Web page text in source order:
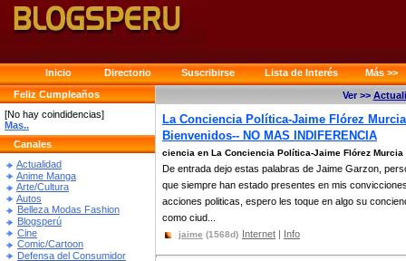
Inicio Directorio Suscribirse Lista de Interés
Más >>
Feliz Cumpleaños
[No hay coindidencias]
Mas..
Canales
Actualidad
Anime Manga
Arte/Cultura
Autos
Belleza Modas Fashion
Blogsperú
Cine
Comic/Cartoon
Defensa del Consumidor
Ver >>
La Conciencia Política-Jaime Flórez
Bienvenidos-- NO MAS INDIFERENCIA
ciencia en La Conciencia Política-Jaime Flórez Murcia
De entrada dejo estas palabras de Jaime Garzon,
que siempre han estado presentes en mis
acciones politicas, espero les toque en algo su
como ciud...
jaime (1568d) Internet | Info